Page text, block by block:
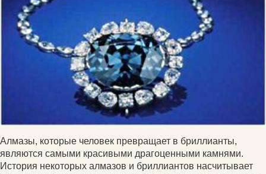
Алмазы, которые человек превращает в бриллианты,
являются самыми красивыми драгоценными камнями.
История некоторых алмазов и бриллиантов насчитывает